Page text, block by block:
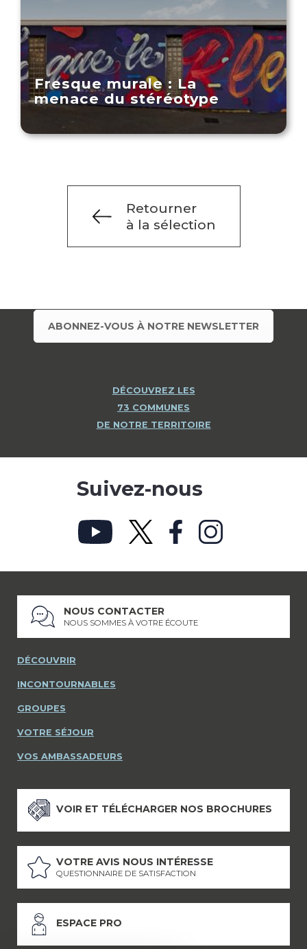
Fresque murale : La
menace du stéréotype
Retourner
à la sélection
ABONNEZ-VOUS À NOTRE NEWSLETTER
DÉCOUVREZ LES
73 COMMUNES
DE NOTRE TERRITOIRE
Suivez-nous
NOUS CONTACTER
NOUS SOMMES À VOTRE ÉCOUTE
DÉCOUVRIR
INCONTOURNABLES
GROUPES
VOTRE SÉJOUR
VOS AMBASSADEURS
VOIR ET TÉLÉCHARGER NOS BROCHURES
VOTRE AVIS NOUS INTÉRESSE
QUESTIONNAIRE DE SATISFACTION
ESPACE PRO